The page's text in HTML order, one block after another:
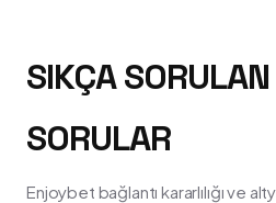
SIKÇA
SORULAR
Enjoybet bağlantı kararlılığı ve